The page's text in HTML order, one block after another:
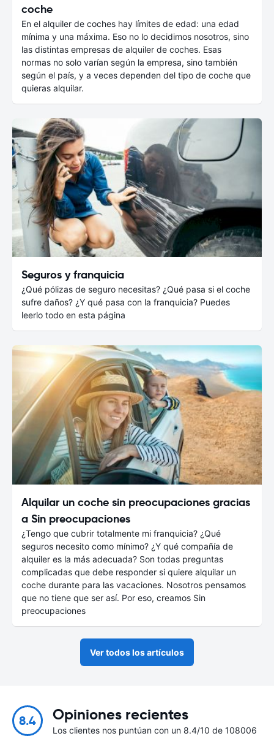
coche
En el alquiler de coches hay límites de edad: una edad
mínima y una máxima. Eso no lo decidimos nosotros, sino
las distintas empresas de alquiler de coches. Esas
normas no solo varían según la empresa, sino también
según el país, y a veces dependen del tipo de coche que
quieras alquilar.
Seguros y franquicia
¿Qué pólizas de seguro necesitas? ¿Qué pasa si el coche
sufre daños? ¿Y qué pasa con la franquicia? Puedes
leerlo todo en esta página
Alquilar un coche sin preocupaciones gracias
a Sin preocupaciones
¿Tengo que cubrir totalmente mi franquicia? ¿Qué
seguros necesito como mínimo? ¿Y qué compañía de
alquiler es la más adecuada? Son todas preguntas
complicadas que debe responder si quiere alquilar un
coche durante para las vacaciones. Nosotros pensamos
que no tiene que ser así. Por eso, creamos Sin
preocupaciones
Ver todos los artículos
8.4 Opiniones recientes
Los clientes nos puntúan con un 8.4/10 de 108006